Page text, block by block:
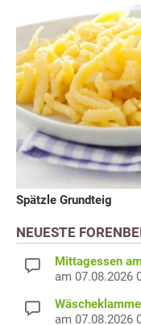
Spätzle Grundteig
NEUESTE
Mittagessen
am 07.08.2026
am 07.08.2026